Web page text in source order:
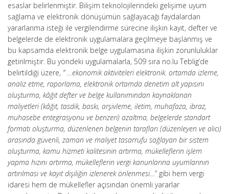
esaslar belirlenmiştir. Bilişim teknolojilerindeki gelişime uyum
sağlama ve elektronik dönüşümün sağlayacağı faydalardan
yararlanma isteği ile vergilendirme sürecine ilişkin kayıt, defter ve
belgelerde de elektronik uygulamalara geçilmeye başlanmış ve
bu kapsamda elektronik belge uygulamasına ilişkin zorunluluklar
getirilmiştir. Bu yöndeki uygulamalarla, 509 sıra no.lu Teblig’de
belirtildiği üzere, ” …ekonomik aktiviteleri elektronik. ortamda izleme,
analiz etme, raporlama, elektronik ortamda denetim alt yapısını
oluşturma, kâğıt defter ve belge kullanımından kaynaklanan
maliyetleri (kâğıt, tasdik, baskı, arşivleme, iletim, muhafaza, ibraz,
muhasebe entegrasyonu ve benzeri) azaltma, belgelerde standart
formatı oluşturma, düzenlenen belgenin tarafları (düzenleyen ve alıcı)
arasında güvenli, zaman ve maliyet tasarrufu sağlayan bir sistem
oluşturma, kamu hizmeti kalitesinin artırma, mükelleflerin işlem
yapma hızını artırma, mükelleflerin vergi kanunlarına uyumlarının
artırılması ve kayıt dişiliğin izlenerek önlenmesi…” gibi hem vergi
idaresi hem de mükellefler açısından önemli yararlar